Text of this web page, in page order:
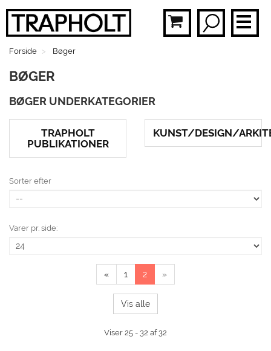
Forside Bøger
BØGER
BØGER UNDERKATEGORIER
TRAPHOLT
PUBLIKATIONER
KUNST/DESIGN/
Sorter efter
Varer pr. side:
« 1 2 »
Vis alle
Viser 25 - 32 af 32